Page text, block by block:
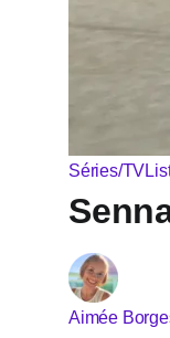
Séries/TV
Aimée